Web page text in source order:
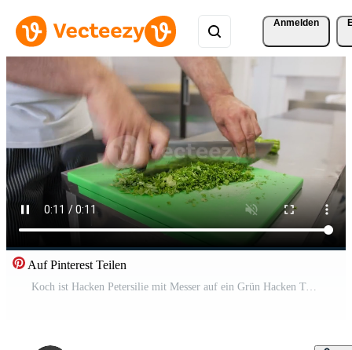
Anmelden
Auf Pinterest Teilen
Koch ist Hacken Petersilie mit Messer auf ein Grün Hacken Tafel Pro Video